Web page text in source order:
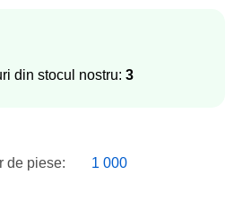
din stocul nostru: 3
de piese: 1 000